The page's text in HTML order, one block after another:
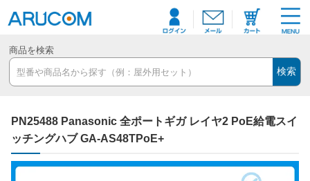
商品を検索
検索
PN25488 Panasonic 全ポートギガ レイヤ2 PoE給電スイ
ッチングハブ GA-AS48TPoE+